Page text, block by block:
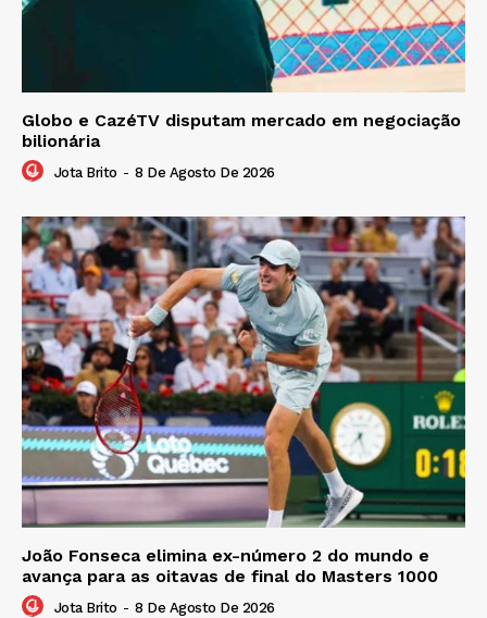
Globo e CazéTV disputam mercado em negociação
bilionária
Jota Brito - 8 De Agosto De 2026
João Fonseca elimina ex-número 2 do mundo e
avança para as oitavas de final do Masters 1000
Jota Brito - 8 De Agosto De 2026